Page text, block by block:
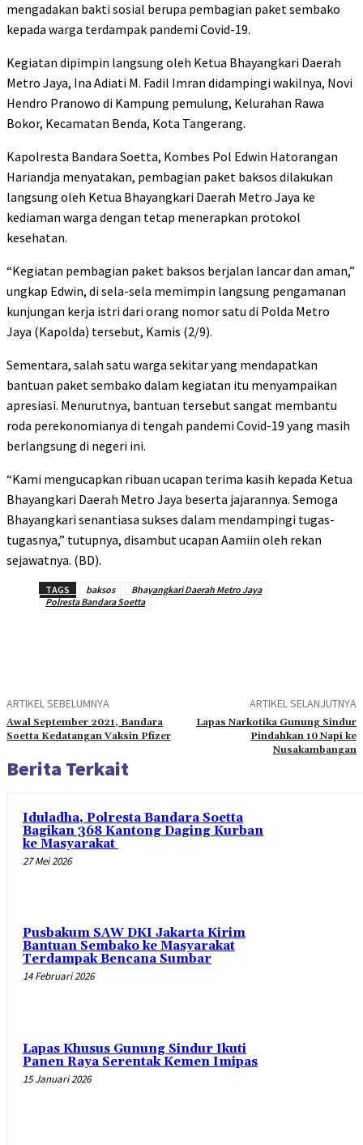
mengadakan bakti sosial berupa pembagian paket sembako
kepada warga terdampak pandemi Covid-19.
Kegiatan dipimpin langsung oleh Ketua Bhayangkari Daerah
Metro Jaya, Ina Adiati M. Fadil Imran didampingi wakilnya, Novi
Hendro Pranowo di Kampung pemulung, Kelurahan Rawa
Bokor, Kecamatan Benda, Kota Tangerang.
Kapolresta Bandara Soetta, Kombes Pol Edwin Hatorangan
Hariandja menyatakan, pembagian paket baksos dilakukan
langsung oleh Ketua Bhayangkari Daerah Metro Jaya ke
kediaman warga dengan tetap menerapkan protokol
kesehatan.
“Kegiatan pembagian paket baksos berjalan lancar dan aman,”
ungkap Edwin, di sela-sela memimpin langsung pengamanan
kunjungan kerja istri dari orang nomor satu di Polda Metro
Jaya (Kapolda) tersebut, Kamis (2/9).
Sementara, salah satu warga sekitar yang mendapatkan
bantuan paket sembako dalam kegiatan itu menyampaikan
apresiasi. Menurutnya, bantuan tersebut sangat membantu
roda perekonomianya di tengah pandemi Covid-19 yang masih
berlangsung di negeri ini.
“Kami mengucapkan ribuan ucapan terima kasih kepada Ketua
Bhayangkari Daerah Metro Jaya beserta jajarannya. Semoga
Bhayangkari senantiasa sukses dalam mendampingi tugas-
tugasnya,” tutupnya, disambut ucapan Aamiin oleh rekan
sejawatnya. (BD).
TAGS baksos
Bhayangkari Daerah Metro Jaya
Polresta Bandara Soetta
ARTIKEL SEBELUMNYA
Awal September 2021, Bandara
Soetta Kedatangan Vaksin Pfizer
ARTIKEL SELANJUTNYA
Lapas Narkotika Gunung Sindur
Pindahkan 10 Napi ke
Nusakambangan
Berita Terkait
Iduladha, Polresta Bandara Soetta
Bagikan 368 Kantong Daging Kurban
ke Masyarakat
27 Mei 2026
Pusbakum SAW DKI Jakarta Kirim
Bantuan Sembako ke Masyarakat
Terdampak Bencana Sumbar
14 Februari 2026
Lapas Khusus Gunung Sindur Ikuti
Panen Raya Serentak Kemen Imipas
15 Januari 2026